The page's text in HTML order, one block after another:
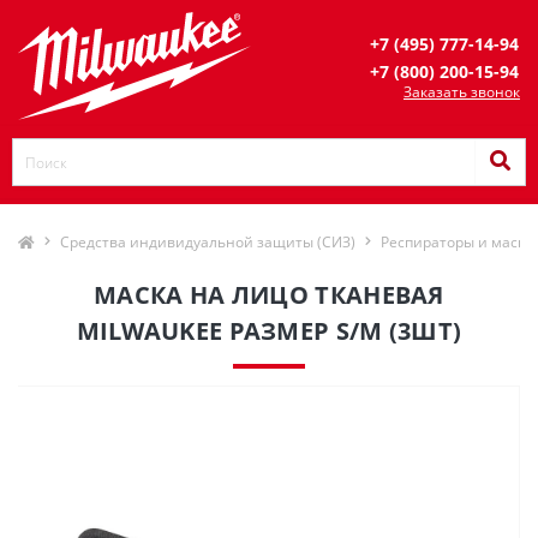
+7 (495) 777-14-94
+7 (800) 200-15-94
Заказать звонок
Средства индивидуальной защиты (СИЗ) Респираторы и маски
МАСКА НА ЛИЦО ТКАНЕВАЯ
MILWAUKEE РАЗМЕР S/M (3ШТ)